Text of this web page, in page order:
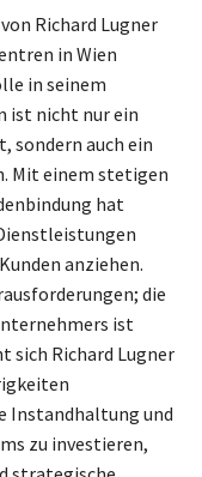
Richard Lugner
in Wien
in seinem
ist nicht nur ein
sondern auch ein
Mit einem stetigen
hat
anziehen.
die
ist
sich Richard Lugner
Instandhaltung und
zu investieren,